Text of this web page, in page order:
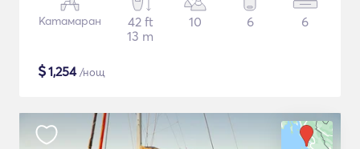
Катамаран
42 ft
13 m
10 6 6
$1,254/нощ